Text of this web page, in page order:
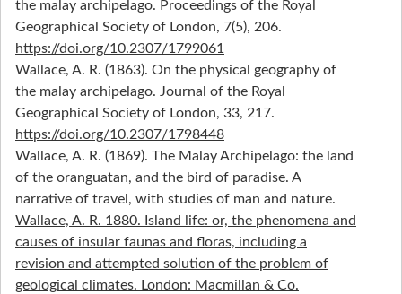
the malay archipelago. Proceedings of the Royal
Geographical Society of London, 7(5), 206.
https://doi.org/10.2307/1799061
Wallace, A. R. (1863). On the physical geography of
the malay archipelago. Journal of the Royal
Geographical Society of London, 33, 217.
https://doi.org/10.2307/1798448
Wallace, A. R. (1869). The Malay Archipelago: the land
of the oranguatan, and the bird of paradise. A
narrative of travel, with studies of man and nature.
Wallace, A. R. 1880. Island life: or, the phenomena and
causes of insular faunas and floras, including a
revision and attempted solution of the problem of
geological climates. London: Macmillan & Co.